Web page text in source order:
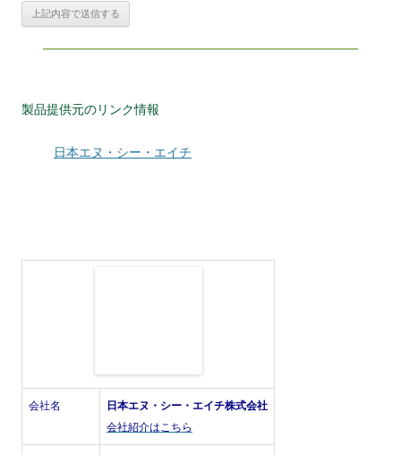
製品提供元のリンク情報
日本エヌ・シー・エイチ
会社名
日本エヌ・シー・エイチ株式会社
会社紹介はこちら